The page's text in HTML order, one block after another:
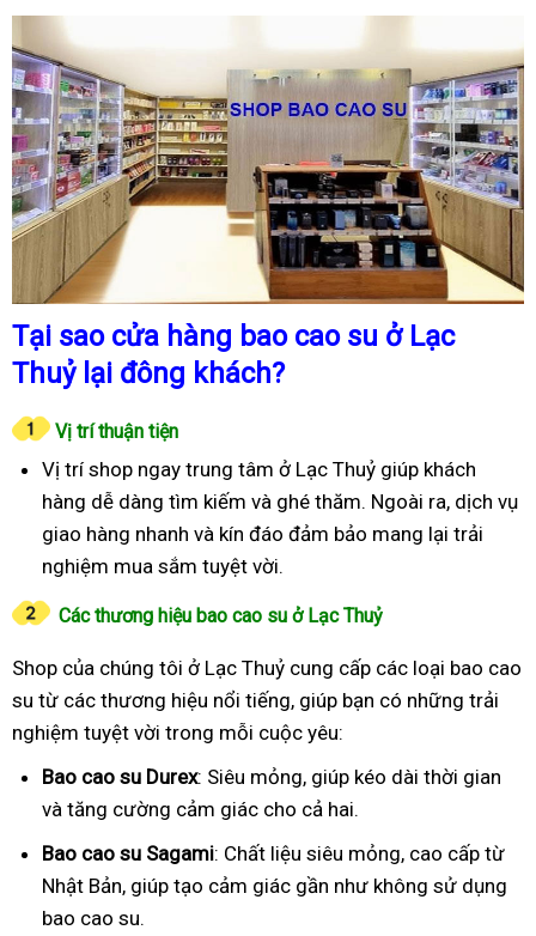
Tại sao cửa hàng bao cao su ở Lạc
Thuỷ lại đông khách?
Vị trí thuận tiện
Vị trí shop ngay trung tâm ở Lạc Thuỷ giúp khách
hàng dễ dàng tìm kiếm và ghé thăm. Ngoài ra, dịch vụ
giao hàng nhanh và kín đáo đảm bảo mang lại trải
nghiệm mua sắm tuyệt vời.
Các thương hiệu bao cao su ở Lạc Thuỷ
Shop của chúng tôi ở Lạc Thuỷ cung cấp các loại bao cao
su từ các thương hiệu nổi tiếng, giúp bạn có những trải
nghiệm tuyệt vời trong mỗi cuộc yêu:
Bao cao su Durex: Siêu mỏng, giúp kéo dài thời gian
và tăng cường cảm giác cho cả hai.
Bao cao su Sagami: Chất liệu siêu mỏng, cao cấp từ
Nhật Bản, giúp tạo cảm giác gần như không sử dụng
bao cao su.